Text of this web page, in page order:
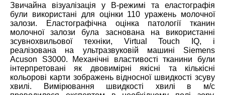
Звичайна візуалізація у В-режимі та еластографія
були використані для оцінки 110 уражень молочної
залози. Еластографічна оцінка патології тканин
молочної залози була заснована на використанні
зсувнохвильової техніки, Virtual Touch IQ, і
реалізована на ультразвуковій машині Siemens
Acuson S3000. Механічні властивості тканини були
інтерпретовані як двовимірні якісні та кількісні
кольорові карти зображень відносної швидкості зсуву
хвилі. Вимірювання швидкості хвилі в м/с